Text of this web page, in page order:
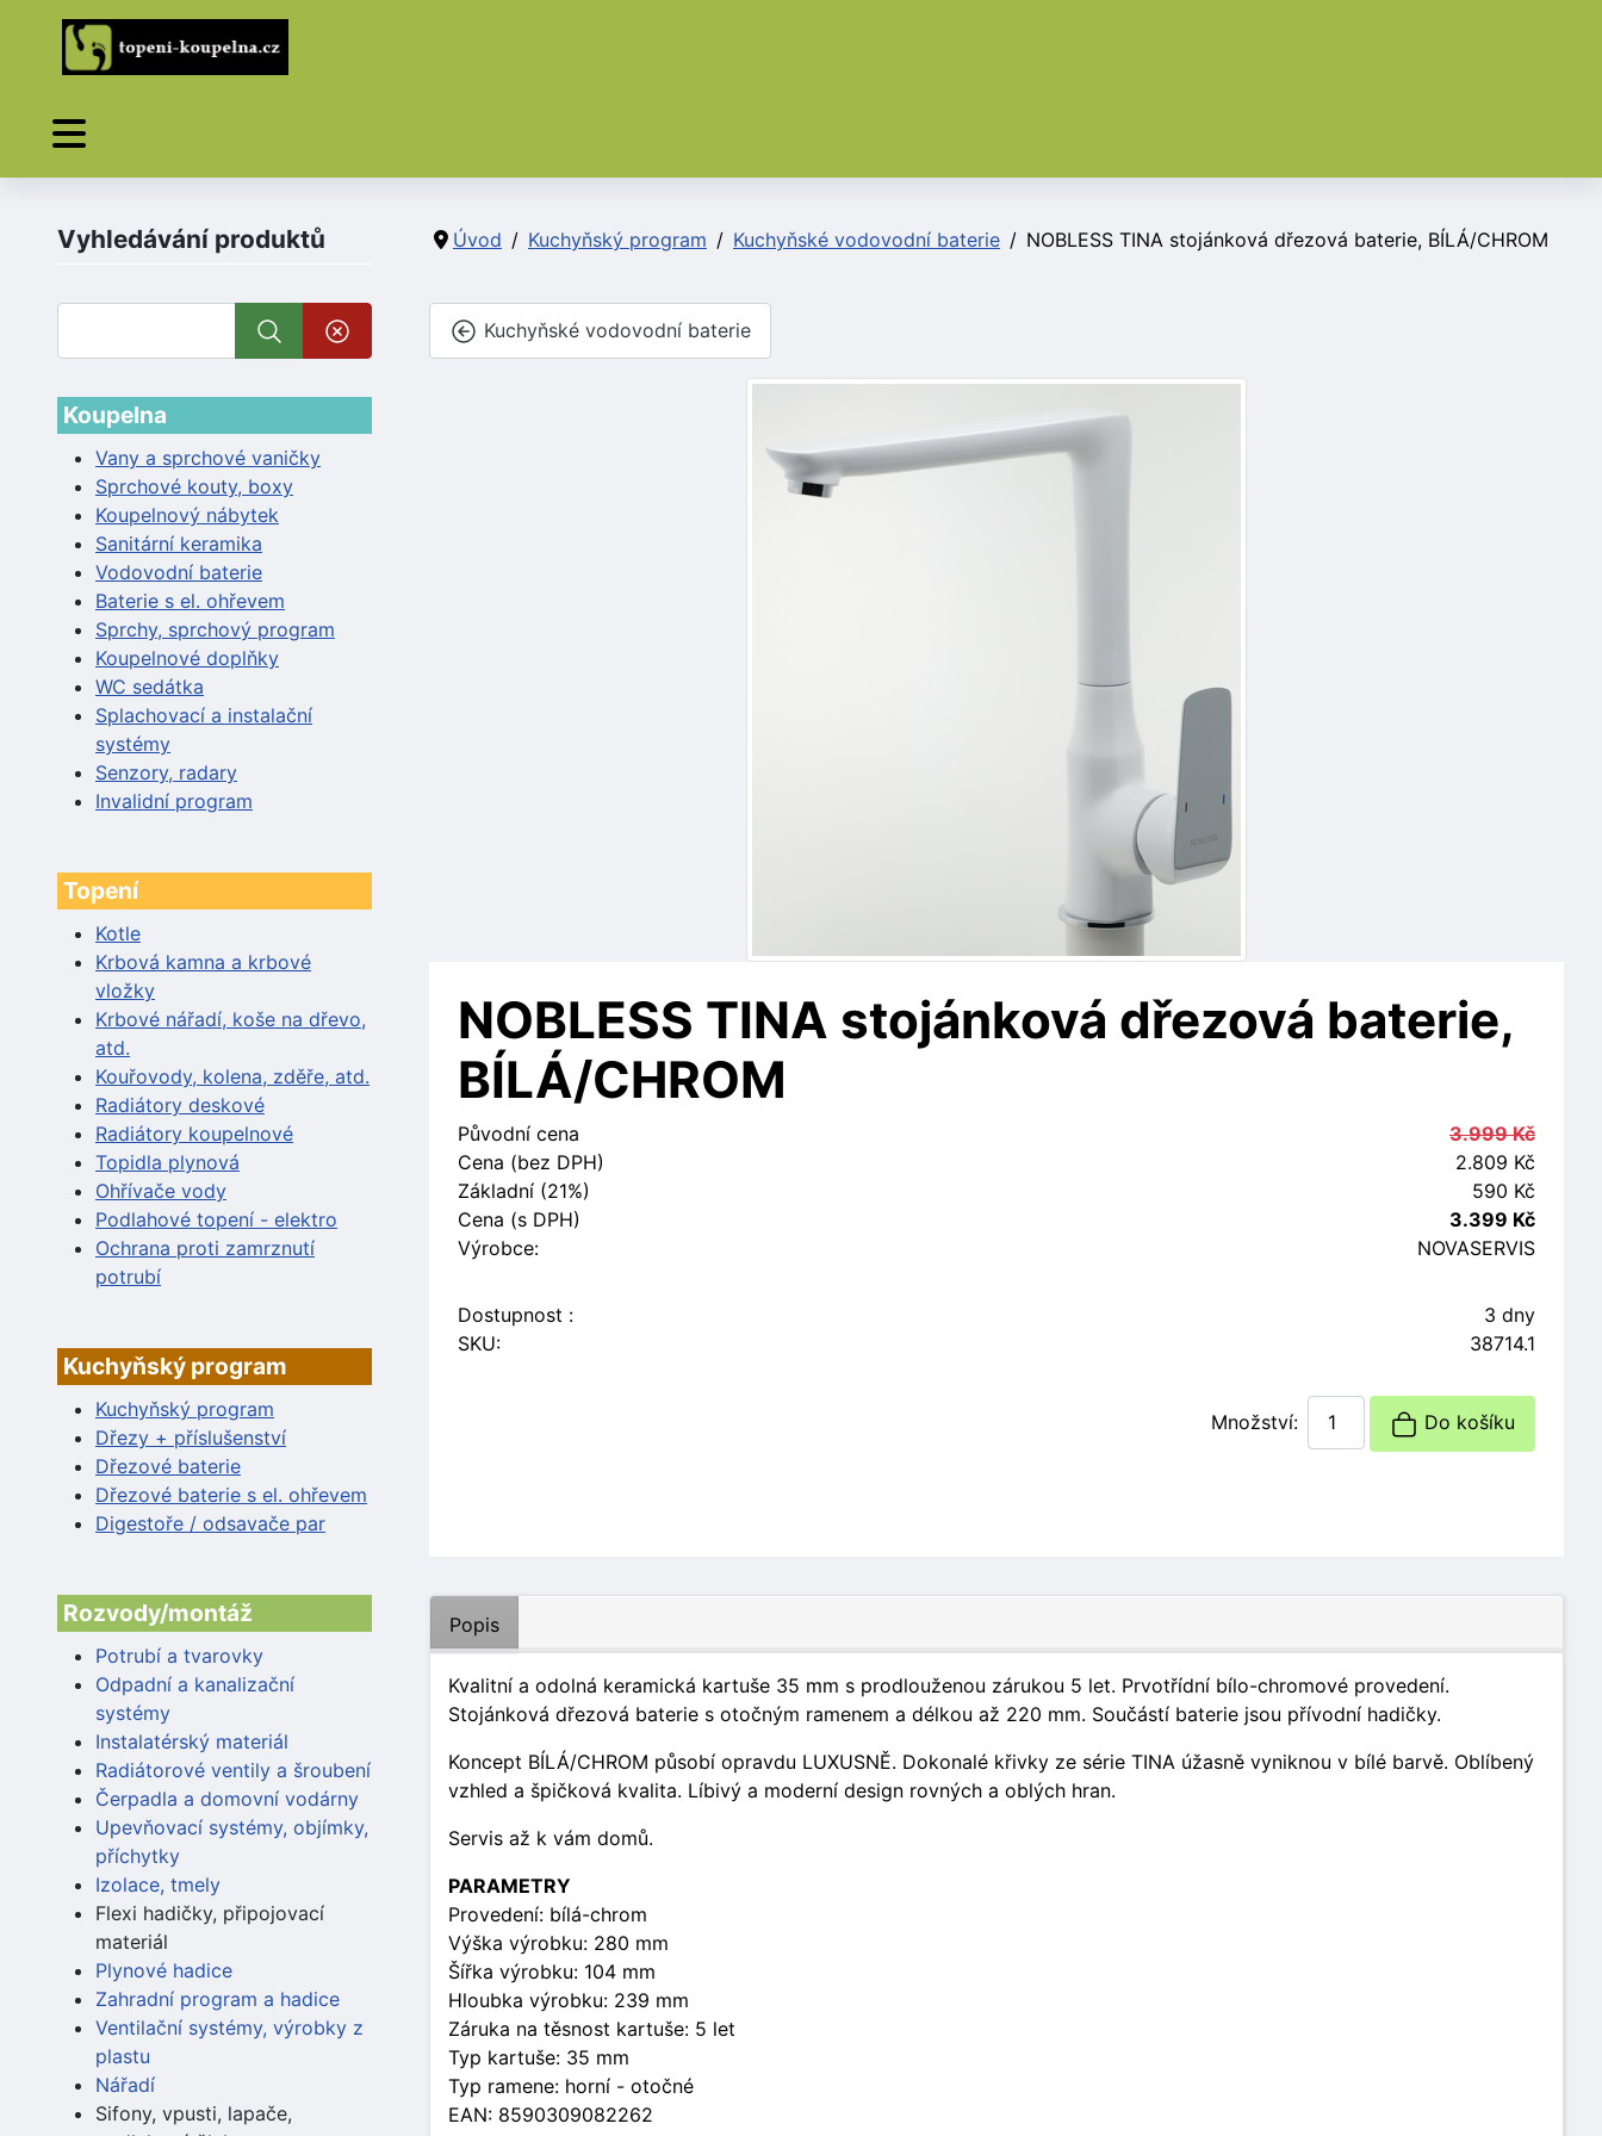
Vyhledávání produktů
Koupelna
Vany a sprchové vaničky
Sprchové kouty, boxy
Koupelnový nábytek
Sanitární keramika
Vodovodní baterie
Baterie s el. ohřevem
Sprchy, sprchový program
Koupelnové doplňky
WC sedátka
Splachovací a instalační
systémy
Senzory, radary
Invalidní program
Topení
Kotle
Krbová kamna a krbové
vložky
Krbové nářadí, koše na dřevo,
atd.
Kouřovody, kolena, zděře, atd.
Radiátory deskové
Radiátory koupelnové
Topidla plynová
Ohřívače vody
Podlahové topení - elektro
Ochrana proti zamrznutí
potrubí
Kuchyňský program
Kuchyňský program
Dřezy + příslušenství
Dřezové baterie
Dřezové baterie s el. ohřevem
Digestoře / odsavače par
Rozvody/montáž
Potrubí a tvarovky
Odpadní a kanalizační
systémy
Instalatérský materiál
Radiátorové ventily a šroubení
Čerpadla a domovní vodárny
Upevňovací systémy, objímky,
příchytky
Izolace, tmely
Flexi hadičky, připojovací
materiál
Plynové hadice
Zahradní program a hadice
Ventilační systémy, výrobky z
plastu
Nářadí
Sifony, vpusti, lapače,
Úvod Kuchyňský program Kuchyňské vodovodní baterie NOBLESS TINA stojánková dřezová baterie, BÍLÁ/CHROM
Kuchyňské vodovodní baterie
NOBLESS TINA stojánková dřezová baterie,
BÍLÁ/CHROM
Původní cena
3.999 Kč
Cena (bez DPH)
2.809 Kč
Základní (21%)
590 Kč
Cena (s DPH)
3.399 Kč
Výrobce:
NOVASERVIS
Dostupnost :
3 dny
SKU:
38714.1
Množství: Do košíku
Popis
Kvalitní a odolná keramická kartuše 35 mm s prodlouženou zárukou 5 let. Prvotřídní bílo-chromové provedení.
Stojánková dřezová baterie s otočným ramenem a délkou až 220 mm. Součástí baterie jsou přívodní hadičky.
Koncept BÍLÁ/CHROM působí opravdu LUXUSNĚ. Dokonalé křivky ze série TINA úžasně vyniknou v bílé barvě. Oblíbený
vzhled a špičková kvalita. Líbivý a moderní design rovných a oblých hran.
Servis až k vám domů.
PARAMETRY
Provedení: bílá-chrom
Výška výrobku: 280 mm
Šířka výrobku: 104 mm
Hloubka výrobku: 239 mm
Záruka na těsnost kartuše: 5 let
Typ kartuše: 35 mm
Typ ramene: horní - otočné
EAN: 8590309082262